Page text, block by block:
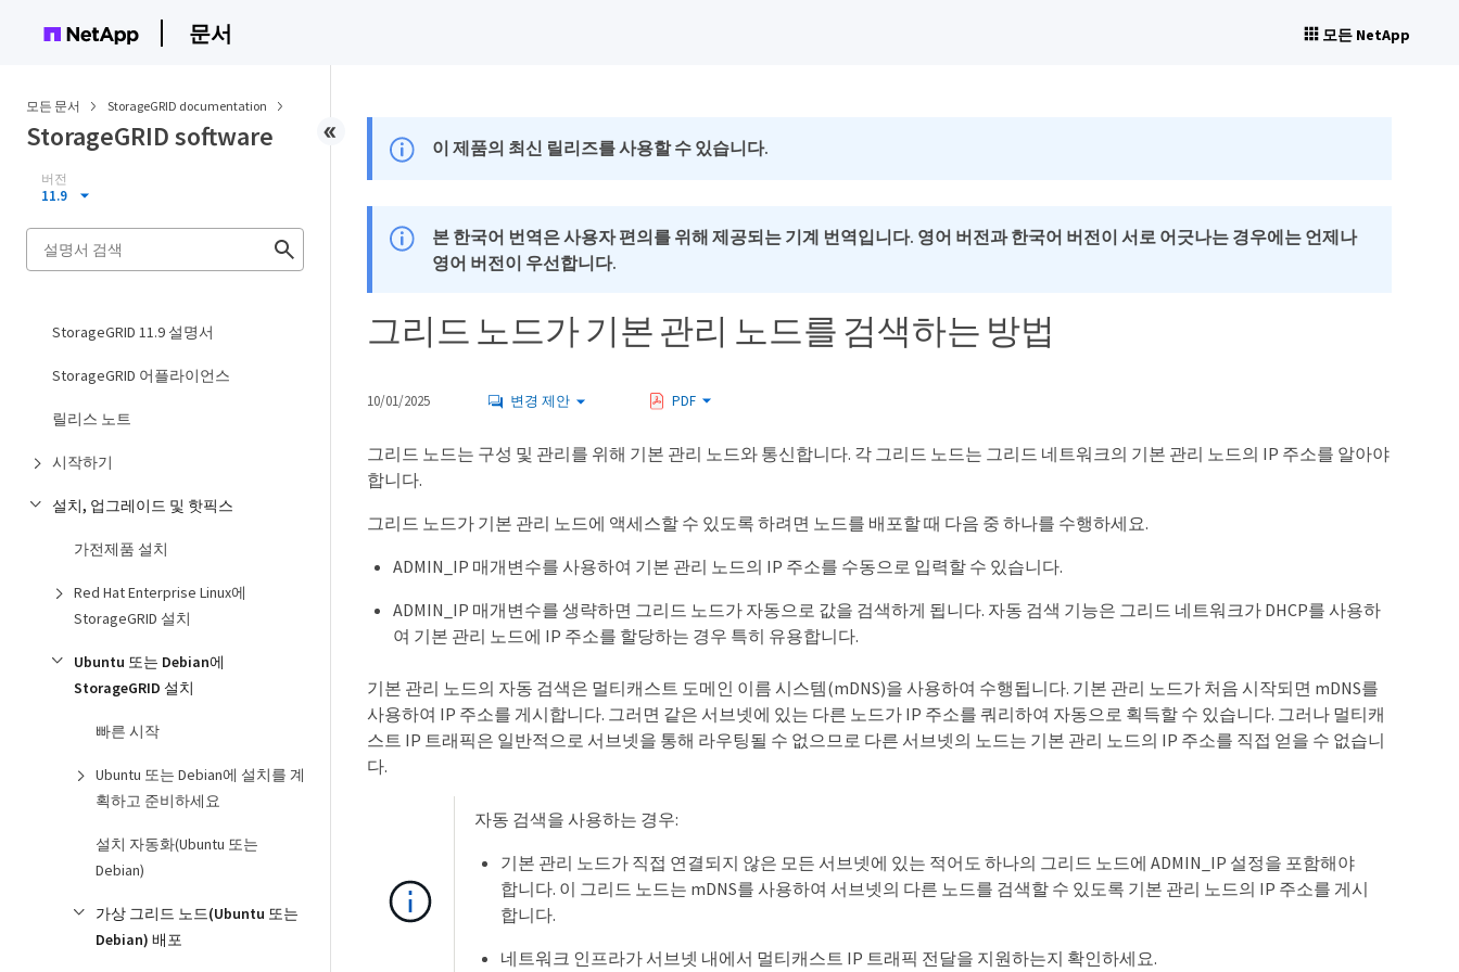
문서 모든 NetApp
모든 문서 StorageGRID documentation
StorageGRID software
버전
11.9
StorageGRID 11.9 설명서
StorageGRID 어플라이언스
릴리스 노트
시작하기
설치, 업그레이드 및 핫픽스
가전제품 설치
Red Hat Enterprise Linux에
StorageGRID 설치
Ubuntu 또는 Debian에
StorageGRID 설치
빠른 시작
Ubuntu 또는 Debian에 설치를 계
획하고 준비하세요
설치 자동화(Ubuntu 또는
Debian)
가상 그리드 노드(Ubuntu 또는
Debian) 배포
이 제품의 최신 릴리즈를 사용할 수 있습니다.
본 한국어 번역은 사용자 편의를 위해 제공되는 기계 번역입니다. 영어 버전과 한국어 버전이 서로 어긋나는 경우에는 언제나
영어 버전이 우선합니다.
그리드 노드가 기본 관리 노드를 검색하는 방법
10/01/2025 변경 제안 PDF
그리드 노드는 구성 및 관리를 위해 기본 관리 노드와 통신합니다. 각 그리드 노드는 그리드 네트워크의 기본 관리 노드의 IP 주소를 알아야
합니다.
그리드 노드가 기본 관리 노드에 액세스할 수 있도록 하려면 노드를 배포할 때 다음 중 하나를 수행하세요.
ADMIN_IP 매개변수를 사용하여 기본 관리 노드의 IP 주소를 수동으로 입력할 수 있습니다.
ADMIN_IP 매개변수를 생략하면 그리드 노드가 자동으로 값을 검색하게 됩니다. 자동 검색 기능은 그리드 네트워크가 DHCP를 사용하
여 기본 관리 노드에 IP 주소를 할당하는 경우 특히 유용합니다.
기본 관리 노드의 자동 검색은 멀티캐스트 도메인 이름 시스템(mDNS)을 사용하여 수행됩니다. 기본 관리 노드가 처음 시작되면 mDNS를
사용하여 IP 주소를 게시합니다. 그러면 같은 서브넷에 있는 다른 노드가 IP 주소를 쿼리하여 자동으로 획득할 수 있습니다. 그러나 멀티캐
스트 IP 트래픽은 일반적으로 서브넷을 통해 라우팅될 수 없으므로 다른 서브넷의 노드는 기본 관리 노드의 IP 주소를 직접 얻을 수 없습니
다.
자동 검색을 사용하는 경우:
기본 관리 노드가 직접 연결되지 않은 모든 서브넷에 있는 적어도 하나의 그리드 노드에 ADMIN_IP 설정을 포함해야
합니다. 이 그리드 노드는 mDNS를 사용하여 서브넷의 다른 노드를 검색할 수 있도록 기본 관리 노드의 IP 주소를 게시
합니다.
네트워크 인프라가 서브넷 내에서 멀티캐스트 IP 트래픽 전달을 지원하는지 확인하세요.